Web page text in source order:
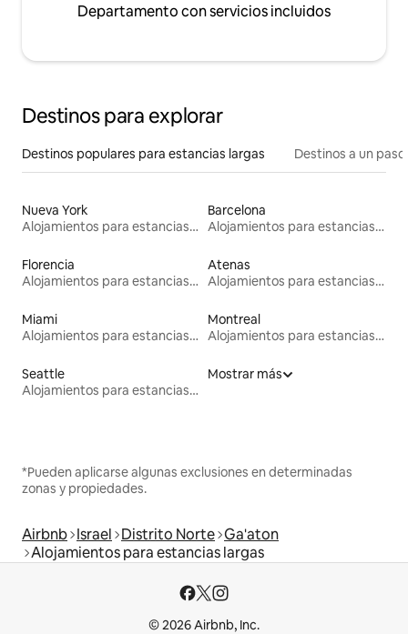
Departamento con servicios incluidos
Destinos para explorar
Destinos populares para estancias largas Destinos a un
Nueva York
Alojamientos para estancias largas
Barcelona
Alojamientos para estancias largas
Florencia
Alojamientos para estancias largas
Atenas
Alojamientos para estancias largas
Miami
Alojamientos para estancias largas
Montreal
Alojamientos para estancias largas
Seattle
Alojamientos para estancias largas
Mostrar más
*Pueden aplicarse algunas exclusiones en determinadas
zonas y propiedades.
Airbnb Israel Distrito Norte Ga'aton
Alojamientos para estancias largas
© 2026 Airbnb, Inc.